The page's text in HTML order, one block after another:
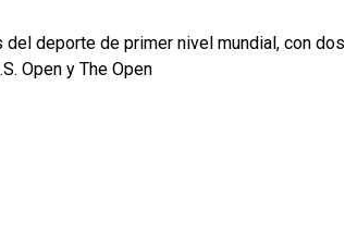
deporte de primer nivel mundial, con dos
Open y The Open